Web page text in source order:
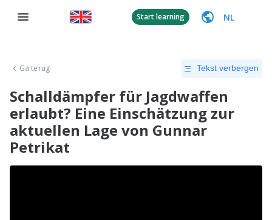
Start learning NL
Ga terug Tekst verbergen
Schalldämpfer für Jagdwaffen
erlaubt? Eine Einschätzung zur
aktuellen Lage von Gunnar
Petrikat